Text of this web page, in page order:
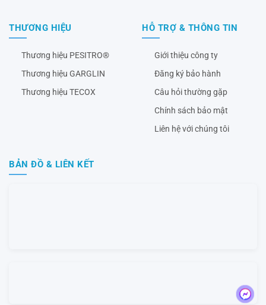
THƯƠNG HIỆU
Thương hiệu PESITRO®
Thương hiệu GARGLIN
Thương hiệu TECOX
HỖ TRỢ & THÔNG TIN
Giới thiệu công ty
Đăng ký bảo hành
Câu hỏi thường gặp
Chính sách bảo mật
Liên hệ với chúng tôi
BẢN ĐỒ & LIÊN KẾT